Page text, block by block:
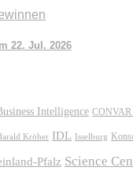
22. Jul. 2026
Intelligence CONVAR
Kröher IDL Isselburg
Pfalz Science